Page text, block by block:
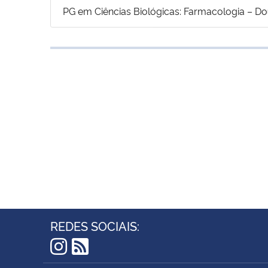
PG em Ciências Biológicas: Farmacologia –
REDES SOCIAIS: